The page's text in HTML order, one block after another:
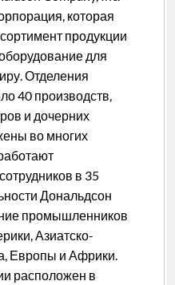
которая
продукции
для
Отделения
40 производств,
и дочерних
во многих
в 35
Дональдсон
промышленников
Азиатско-
Европы и Африки.
расположен в